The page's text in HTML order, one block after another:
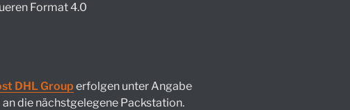
Format 4.0
DHL Group erfolgen unter Angabe
die nächstgelegene Packstation.